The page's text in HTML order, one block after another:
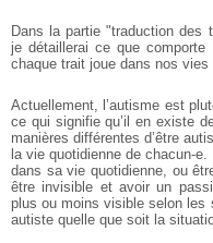
Dans la partie "traduction des
je détaillerai ce que
chaque trait joue dans nos
Actuellement, l’autisme est
ce qui signifie qu’il en existe
manières différentes d’être
la vie quotidienne de chacun-
dans sa vie quotidienne, ou
être invisible et avoir un
plus ou moins visible selon les
autiste quelle que soit la